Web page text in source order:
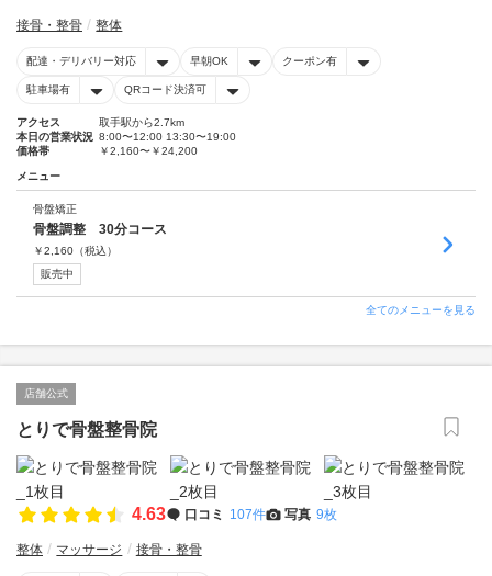
接骨・整骨 整体
配達・デリバリー対応 早朝OK クーポン有
駐車場有 QRコード決済可
アクセス
取手駅から2.7km
本日の営業状況 8:00〜12:00 13:30〜19:00
価格帯
￥2,160〜￥24,200
メニュー
骨盤矯正
骨盤調整 30分コース
￥2,160 （税込）
販売中
全てのメニューを見る
店舗公式
とりで骨盤整骨院
4.63 口コミ 107件 写真 9枚
整体 マッサージ 接骨・整骨